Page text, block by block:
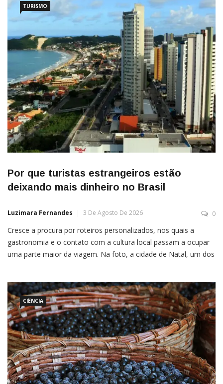
TURISMO
Por que turistas estrangeiros estão
deixando mais dinheiro no Brasil
Luzimara Fernandes 3 De Agosto De 2026 0
Cresce a procura por roteiros personalizados, nos quais a
gastronomia e o contato com a cultura local passam a ocupar
uma parte maior da viagem. Na foto, a cidade de Natal, um dos
CIÊNCIA